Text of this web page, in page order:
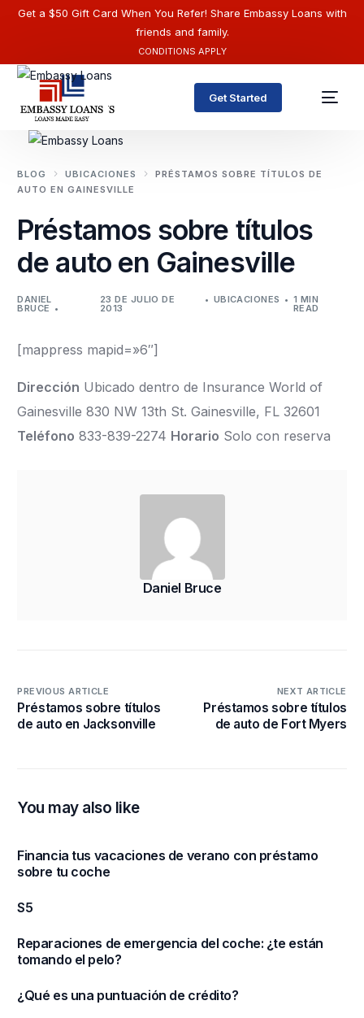
Get a $50 Gift Card When You Refer! Share Embassy Loans with
friends and family.
CONDITIONS APPLY
Get Started
BLOG UBICACIONES
PRÉSTAMOS SOBRE TÍTULOS DE
AUTO EN GAINESVILLE
Préstamos sobre títulos
de auto en Gainesville
DANIEL
BRUCE
23 DE JULIO DE
2013
UBICACIONES 1 MIN
READ
[mappress mapid=»6″]
Dirección Ubicado dentro de Insurance World of
Gainesville 830 NW 13th St. Gainesville, FL 32601
Teléfono 833-839-2274 Horario Solo con reserva
Daniel Bruce
PREVIOUS ARTICLE
Préstamos sobre títulos
de auto en Jacksonville
NEXT ARTICLE
Préstamos sobre títulos
de auto de Fort Myers
You may also like
Financia tus vacaciones de verano con préstamo
sobre tu coche
S5
Reparaciones de emergencia del coche: ¿te están
tomando el pelo?
¿Qué es una puntuación de crédito?